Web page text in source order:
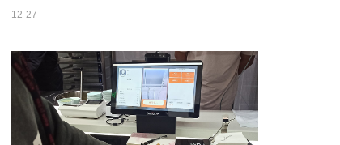
12-27